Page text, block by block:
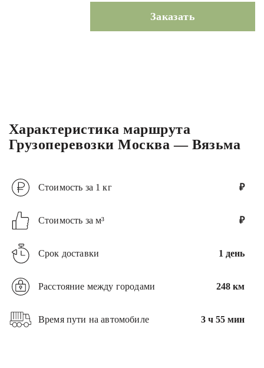
Заказать
Характеристика маршрута
Грузоперевозки Москва — Вязьма
Стоимость за 1 кг ₽
Стоимость за м³ ₽
Срок доставки 1 день
Расстояние между городами 248 км
Время пути на автомобиле 3 ч 55 мин